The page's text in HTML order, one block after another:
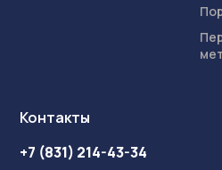
Контакты
+7 (831) 214-43-34